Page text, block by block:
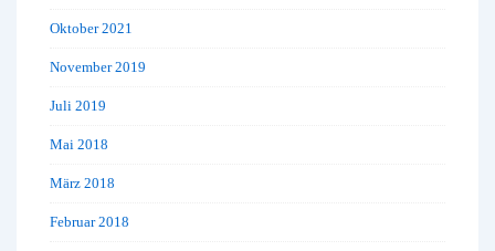
Oktober 2021
November 2019
Juli 2019
Mai 2018
März 2018
Februar 2018